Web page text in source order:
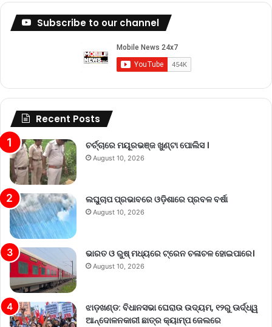
Subscribe to our channel
Recent Posts
ଚର୍ଚ୍ଚାରେ ମୟୂରଭଞ୍ଜ ଖୁଣ୍ଟା ପୋଲିସ ।
August 10, 2026
ଲଘୁଚାପ ପ୍ରଭାବରେ ଓଡ଼ିଶାରେ ପ୍ରବଳ ବର୍ଷା
August 10, 2026
ଭାରତ ଓ ରୁଷ୍ ମଧ୍ୟରେ ଟ୍ରେନ ଚଳାଚଳ ହୋଇପାରେ।
August 10, 2026
ଝାଡ଼ଖଣ୍ଡ: ବିଧାନସଭା ଘେରାଉ ଉଦ୍ୟମ, ୧୨ରୁ ଊର୍ଦ୍ଧ୍ୱ
ଆନ୍ଦୋଳନକାରୀ ଛାତ୍ର କ୍ୟାମ୍ପ ଜେଲରେ